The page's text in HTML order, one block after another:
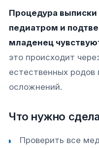
Процедура
педиатром и
младенец
это происходит
естественных родов
осложнений.
Что нужно
Проверить все